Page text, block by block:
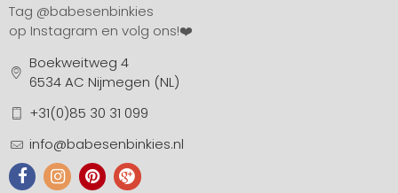
Tag @babesenbinkies
op Instagram en volg ons!❤️
Boekweitweg 4
6534 AC Nijmegen (NL)
+31(0)85 30 31 099
info@babesenbinkies.nl